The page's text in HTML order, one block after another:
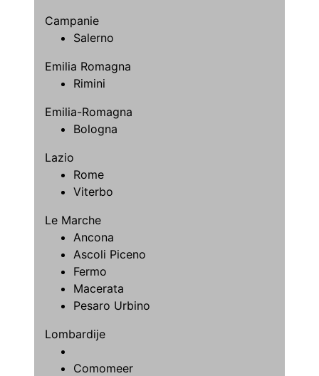
Campanie
Salerno
Emilia Romagna
Rimini
Emilia-Romagna
Bologna
Lazio
Rome
Viterbo
Le Marche
Ancona
Ascoli Piceno
Fermo
Macerata
Pesaro Urbino
Lombardije
Comomeer